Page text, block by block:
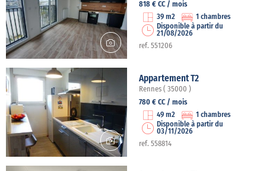
818 € CC / mois
39 m2
1 chambres
Disponible à partir du
21/08/2026
ref. 551206
Appartement T2
Rennes ( 35000 )
780 € CC / mois
49 m2
1 chambres
Disponible à partir du
03/11/2026
ref. 558814